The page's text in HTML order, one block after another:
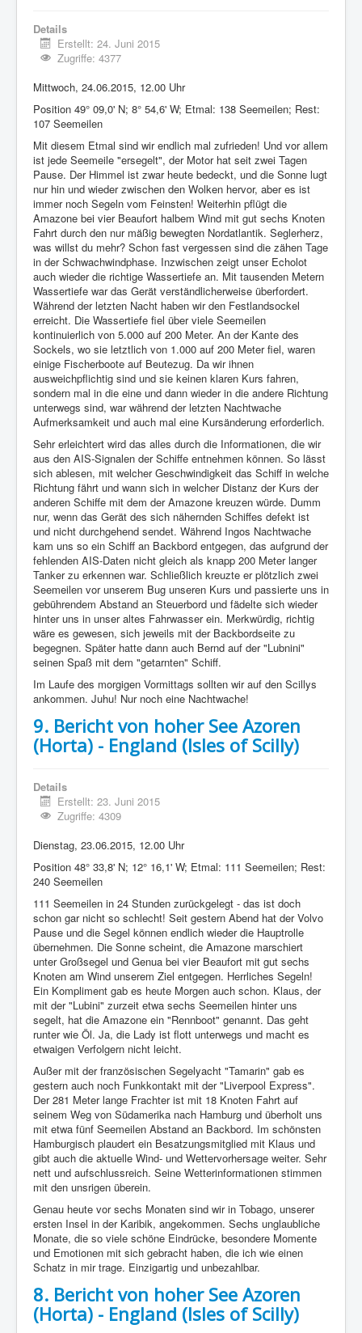
Details
Erstellt: 24. Juni 2015
Zugriffe: 4377
Mittwoch, 24.06.2015, 12.00 Uhr
Position 49° 09,0' N; 8° 54,6' W; Etmal: 138 Seemeilen; Rest:
107 Seemeilen
Mit diesem Etmal sind wir endlich mal zufrieden! Und vor allem
ist jede Seemeile "ersegelt", der Motor hat seit zwei Tagen
Pause. Der Himmel ist zwar heute bedeckt, und die Sonne lugt
nur hin und wieder zwischen den Wolken hervor, aber es ist
immer noch Segeln vom Feinsten! Weiterhin pflügt die
Amazone bei vier Beaufort halbem Wind mit gut sechs Knoten
Fahrt durch den nur mäßig bewegten Nordatlantik. Seglerherz,
was willst du mehr? Schon fast vergessen sind die zähen Tage
in der Schwachwindphase. Inzwischen zeigt unser Echolot
auch wieder die richtige Wassertiefe an. Mit tausenden Metern
Wassertiefe war das Gerät verständlicherweise überfordert.
Während der letzten Nacht haben wir den Festlandsockel
erreicht. Die Wassertiefe fiel über viele Seemeilen
kontinuierlich von 5.000 auf 200 Meter. An der Kante des
Sockels, wo sie letztlich von 1.000 auf 200 Meter fiel, waren
einige Fischerboote auf Beutezug. Da wir ihnen
ausweichpflichtig sind und sie keinen klaren Kurs fahren,
sondern mal in die eine und dann wieder in die andere Richtung
unterwegs sind, war während der letzten Nachtwache
Aufmerksamkeit und auch mal eine Kursänderung erforderlich.
Sehr erleichtert wird das alles durch die Informationen, die wir
aus den AIS-Signalen der Schiffe entnehmen können. So lässt
sich ablesen, mit welcher Geschwindigkeit das Schiff in welche
Richtung fährt und wann sich in welcher Distanz der Kurs der
anderen Schiffe mit dem der Amazone kreuzen würde. Dumm
nur, wenn das Gerät des sich nähernden Schiffes defekt ist
und nicht durchgehend sendet. Während Ingos Nachtwache
kam uns so ein Schiff an Backbord entgegen, das aufgrund der
fehlenden AIS-Daten nicht gleich als knapp 200 Meter langer
Tanker zu erkennen war. Schließlich kreuzte er plötzlich zwei
Seemeilen vor unserem Bug unseren Kurs und passierte uns in
gebührendem Abstand an Steuerbord und fädelte sich wieder
hinter uns in unser altes Fahrwasser ein. Merkwürdig, richtig
wäre es gewesen, sich jeweils mit der Backbordseite zu
begegnen. Später hatte dann auch Bernd auf der "Lubnini"
seinen Spaß mit dem "getarnten" Schiff.
Im Laufe des morgigen Vormittags sollten wir auf den Scillys
ankommen. Juhu! Nur noch eine Nachtwache!
9. Bericht von hoher See Azoren
(Horta) - England (Isles of Scilly)
Details
Erstellt: 23. Juni 2015
Zugriffe: 4309
Dienstag, 23.06.2015, 12.00 Uhr
Position 48° 33,8' N; 12° 16,1' W; Etmal: 111 Seemeilen; Rest:
240 Seemeilen
111 Seemeilen in 24 Stunden zurückgelegt - das ist doch
schon gar nicht so schlecht! Seit gestern Abend hat der Volvo
Pause und die Segel können endlich wieder die Hauptrolle
übernehmen. Die Sonne scheint, die Amazone marschiert
unter Großsegel und Genua bei vier Beaufort mit gut sechs
Knoten am Wind unserem Ziel entgegen. Herrliches Segeln!
Ein Kompliment gab es heute Morgen auch schon. Klaus, der
mit der "Lubini" zurzeit etwa sechs Seemeilen hinter uns
segelt, hat die Amazone ein "Rennboot" genannt. Das geht
runter wie Öl. Ja, die Lady ist flott unterwegs und macht es
etwaigen Verfolgern nicht leicht.
Außer mit der französischen Segelyacht "Tamarin" gab es
gestern auch noch Funkkontakt mit der "Liverpool Express".
Der 281 Meter lange Frachter ist mit 18 Knoten Fahrt auf
seinem Weg von Südamerika nach Hamburg und überholt uns
mit etwa fünf Seemeilen Abstand an Backbord. Im schönsten
Hamburgisch plaudert ein Besatzungsmitglied mit Klaus und
gibt auch die aktuelle Wind- und Wettervorhersage weiter. Sehr
nett und aufschlussreich. Seine Wetterinformationen stimmen
mit den unsrigen überein.
Genau heute vor sechs Monaten sind wir in Tobago, unserer
ersten Insel in der Karibik, angekommen. Sechs unglaubliche
Monate, die so viele schöne Eindrücke, besondere Momente
und Emotionen mit sich gebracht haben, die ich wie einen
Schatz in mir trage. Einzigartig und unbezahlbar.
8. Bericht von hoher See Azoren
(Horta) - England (Isles of Scilly)